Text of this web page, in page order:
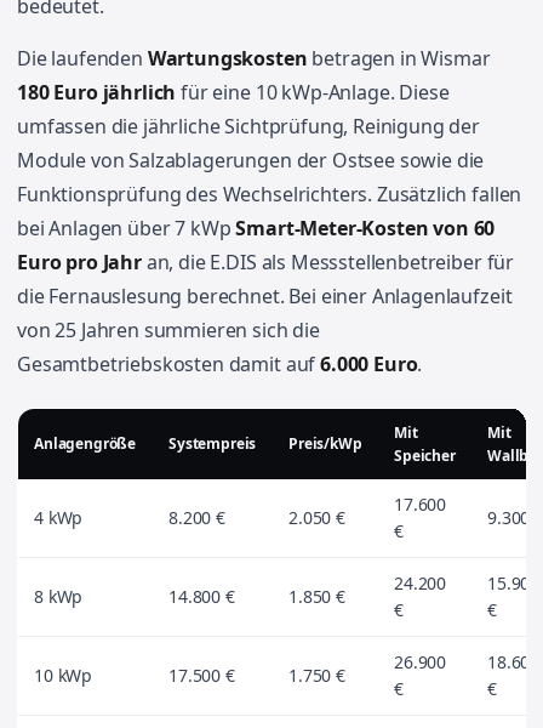
bedeutet.
Die laufenden Wartungskosten betragen in Wismar
180 Euro jährlich für eine 10 kWp-Anlage. Diese
umfassen die jährliche Sichtprüfung, Reinigung der
Module von Salzablagerungen der Ostsee sowie die
Funktionsprüfung des Wechselrichters. Zusätzlich fallen
bei Anlagen über 7 kWpSmart-Meter-Kosten von 60
Euro pro Jahran, die E.DIS als Messstellenbetreiber für
die Fernauslesung berechnet. Bei einer Anlagenlaufzeit
von 25 Jahren summieren sich die
Gesamtbetriebskosten damit auf6.000 Euro.
Anlagengröße Systempreis Preis/kWp
Mit
Speicher
Mit
4 kWp 8.200 € 2.050 €
17.600
€
9.300 €
8 kWp 14.800 € 1.850 €
24.200
€
15.900
€
10 kWp 17.500 € 1.750 €
26.900
€
18.600
€